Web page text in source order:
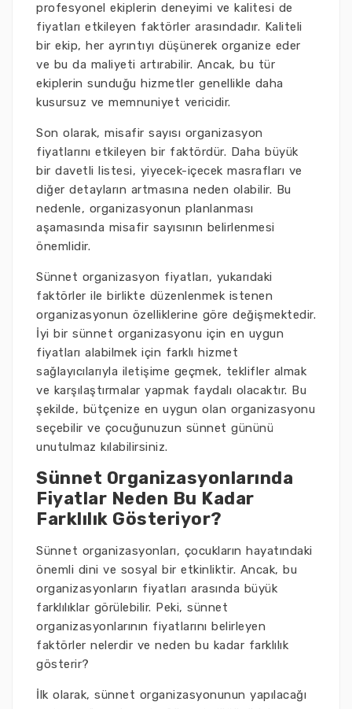
profesyonel ekiplerin deneyimi ve kalitesi de
fiyatları etkileyen faktörler arasındadır. Kaliteli
bir ekip, her ayrıntıyı düşünerek organize eder
ve bu da maliyeti artırabilir. Ancak, bu tür
ekiplerin sunduğu hizmetler genellikle daha
kusursuz ve memnuniyet vericidir.
Son olarak, misafir sayısı organizasyon
fiyatlarını etkileyen bir faktördür. Daha büyük
bir davetli listesi, yiyecek-içecek masrafları ve
diğer detayların artmasına neden olabilir. Bu
nedenle, organizasyonun planlanması
aşamasında misafir sayısının belirlenmesi
önemlidir.
Sünnet organizasyon fiyatları, yukarıdaki
faktörler ile birlikte düzenlenmek istenen
organizasyonun özelliklerine göre değişmektedir.
İyi bir sünnet organizasyonu için en uygun
fiyatları alabilmek için farklı hizmet
sağlayıcılarıyla iletişime geçmek, teklifler almak
ve karşılaştırmalar yapmak faydalı olacaktır. Bu
şekilde, bütçenize en uygun olan organizasyonu
seçebilir ve çocuğunuzun sünnet gününü
unutulmaz kılabilirsiniz.
Sünnet Organizasyonlarında
Fiyatlar Neden Bu Kadar
Farklılık Gösteriyor?
Sünnet organizasyonları, çocukların hayatındaki
önemli dini ve sosyal bir etkinliktir. Ancak, bu
organizasyonların fiyatları arasında büyük
farklılıklar görülebilir. Peki, sünnet
organizasyonlarının fiyatlarını belirleyen
faktörler nelerdir ve neden bu kadar farklılık
gösterir?
İlk olarak, sünnet organizasyonunun yapılacağı